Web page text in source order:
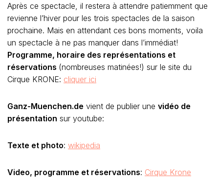
Après ce spectacle, il restera à attendre patiemment que
revienne l’hiver pour les trois spectacles de la saison
prochaine. Mais en attendant ces bons moments, voila
un spectacle à ne pas manquer dans l’immédiat!
Programme, horaire des représentations et
réservations (nombreuses matinées!) sur le site du
Cirque KRONE: cliquer ici
Ganz-Muenchen.de vient de publier une vidéo de
présentation sur youtube:
Texte et photo: wikipedia
Video, programme et réservations: Cirque Krone